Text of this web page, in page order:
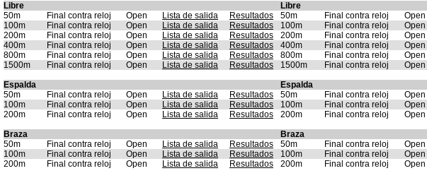
Libre
Libre
50m
Final contra reloj Open Lista de salida Resultados 50m Final contra reloj Open
100m
Final contra reloj Open Lista de salida Resultados 100m Final contra reloj Open
200m
Final contra reloj Open Lista de salida Resultados 200m Final contra reloj Open
400m
Final contra reloj Open Lista de salida Resultados 400m Final contra reloj Open
800m
Final contra reloj Open Lista de salida Resultados 800m Final contra reloj Open
1500m
Final contra reloj Open Lista de salida Resultados 1500m Final contra reloj Open
Espalda
Espalda
50m
Final contra reloj Open Lista de salida Resultados 50m Final contra reloj Open
100m
Final contra reloj Open Lista de salida Resultados 100m Final contra reloj Open
200m
Final contra reloj Open Lista de salida Resultados 200m Final contra reloj Open
Braza
Braza
50m
Final contra reloj Open Lista de salida Resultados 50m Final contra reloj Open
100m
Final contra reloj Open Lista de salida Resultados 100m Final contra reloj Open
200m
Final contra reloj Open Lista de salida Resultados 200m Final contra reloj Open